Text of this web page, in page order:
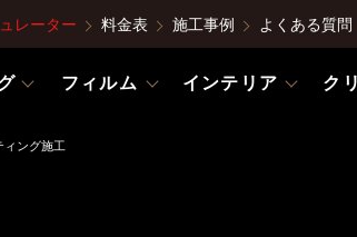
レーター 料金表 施工事例 よくある質問
フィルム インテリア ク
ィング施工